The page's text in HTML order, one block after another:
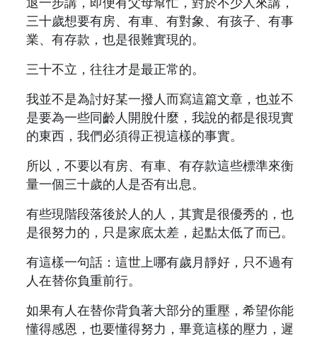
三十歲想要有房、有車、有對象、有孩子、有事
業、有存款，也是很難實現的。
三十不立，往往才是最正常的。
我並不是為討好某一撥人而寫這篇文章，也並不
是要為一些同齡人開脫什麼，我說的都是很現實
的東西，我們必須得正視這樣的事實。
所以，不要以有房、有車、有存款這些標準來衡
量一個三十歲的人是否有出息。
有些現階段落後於人的人，其實是很優秀的，也
是很努力的，只是家底太差，起點太低了而已。
有這樣一句話：這世上哪有歲月靜好，只不過有
人在替你負重前行。
如果有人在替你背負著大部分的重壓，希望你能
懂得感恩，也要懂得努力，畢竟這樣的壓力，遲